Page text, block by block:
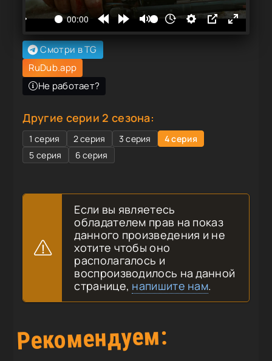
Смотри в TG
RuDub.app
Не работает?
Другие серии 2 сезона:
1 серия 2 серия 3 серия
4 серия
5 серия
6 серия
Если вы являетесь
обладателем прав на показ
данного произведения и не
хотите чтобы оно
располагалось и
воспроизводилось на данной
странице, напишите нам.
Рекомендуем: